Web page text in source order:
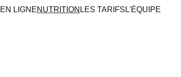
EN LIGNENUTRITION LES TARIFS L'ÉQUIPE